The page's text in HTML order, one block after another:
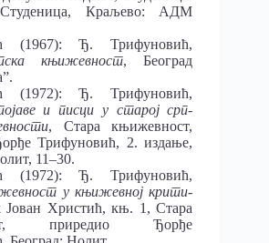
Краљево: АДМ
(1967): Ђ. Трифуновић,
књижевност, Београд
(1972): Ђ. Трифуновић,
и писци у старој срп-
, Стара књижевност,
Трифуновић, 2. издање,
11‒30.
(1972): Ђ. Трифуновић,
у књижевној крити-
Јован Христић, књ. 1, Стара
приредио Ђорђе